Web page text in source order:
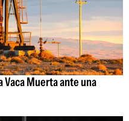
Vaca Muerta ante una